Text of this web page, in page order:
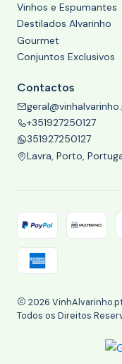
Vinhos e Espumantes
Destilados Alvarinho
Gourmet
Conjuntos Exclusivos
Contactos
+351927250127
351927250127
Lavra, Porto,
2026
Todos os Direitos